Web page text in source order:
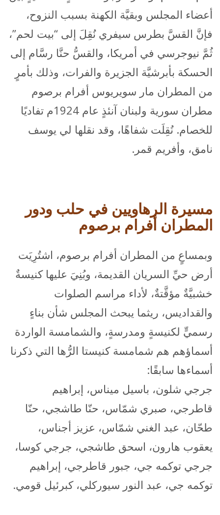
أعضاء المجلس وبقيَّة الكهنة بسبب النزوح،
فإنَّ القسَّ بطرس سيفري نُقِلَ إلى “بيت لحم”،
ثُمَّ نيوجرسي في أمريكا، والقسُّ حنَّا رسَّام إلى
الحسكة بأبرشيَّة الجزيرة والفرات، وذلك بأمرٍ
من المطران مار سويريوس أفرام برصوم
مطران سورية ولبنان آنئذٍ عام 1924م تفاديًا
للخصام. نُقِلَت شفاهًا، وقد نقلها لي يوسف
نامق، وأفريم قمر.
مسيرة الرهاويين في حلب ودور
المطران أفرام برصوم
وبمساعٍ من المطران أفرام برصوم، اشتُرِيَت
أرض حيِّ السريان القديمة، وبُنِيَ عليها كنيسةٌ
خشبيَّةٌ مؤقَّتةٌ، لأداء مراسم الصلوات
والقداديس، ريثما يبحث المجلس شأن بناءٍ
رسميٍّ لكنيسةٍ ومدرسةٍ، والشمامسة الواردة
أسماؤهم هم شمامسة كنيستا الرُّها التي ذكرنا
أسماءها سابقًا:
جرجي شلون، باسيل ميناس، إبراهيم
قاطرجي، صبري شمّاس، حنّا طاشجي، حنّا
طحّان، عبد الغني شمّاس، عزيز أجناس،
يعقوب هارون، اسحق طاشجي، جرجي كوسا،
جرجي توكمه جي، جبور قاطرجي، إبراهيم
توكمه جي، عبد النور سيوركلي، كبرئيل قومي.